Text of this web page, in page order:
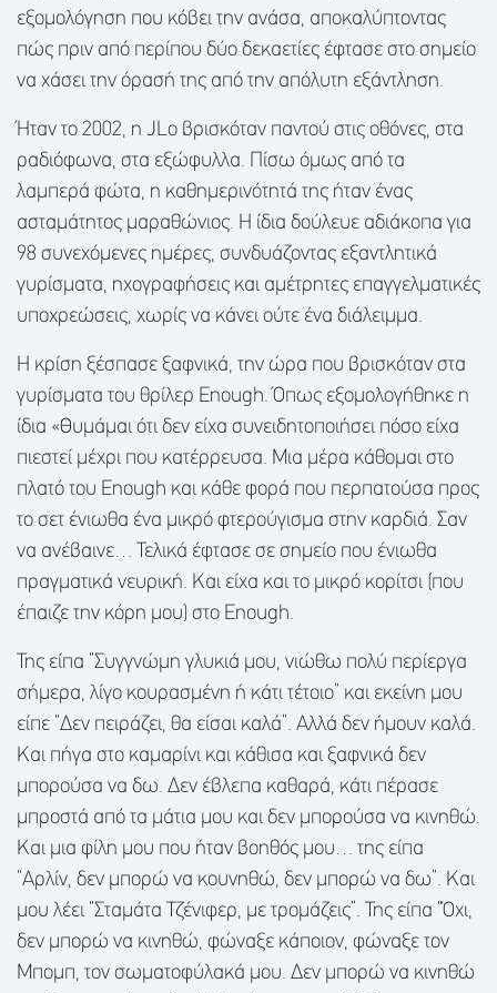
εξομολόγηση που κόβει την ανάσα, αποκαλύπτοντας
πώς πριν από περίπου δύο δεκαετίες έφτασε στο σημείο
να χάσει την όρασή της από την απόλυτη εξάντληση.
Ήταν το 2002, η JLo βρισκόταν παντού στις οθόνες, στα
ραδιόφωνα, στα εξώφυλλα. Πίσω όμως από τα
λαμπερά φώτα, η καθημερινότητά της ήταν ένας
ασταμάτητος μαραθώνιος. Η ίδια δούλευε αδιάκοπα για
98 συνεχόμενες ημέρες, συνδυάζοντας εξαντλητικά
γυρίσματα, ηχογραφήσεις και αμέτρητες επαγγελματικές
υποχρεώσεις, χωρίς να κάνει ούτε ένα διάλειμμα.
Η κρίση ξέσπασε ξαφνικά, την ώρα που βρισκόταν στα
γυρίσματα του θρίλερ Enough. Όπως εξομολογήθηκε η
ίδια «Θυμάμαι ότι δεν είχα συνειδητοποιήσει πόσο είχα
πιεστεί μέχρι που κατέρρευσα. Μια μέρα κάθομαι στο
πλατό του Enough και κάθε φορά που περπατούσα προς
το σετ ένιωθα ένα μικρό φτερούγισμα στην καρδιά. Σαν
να ανέβαινε… Τελικά έφτασε σε σημείο που ένιωθα
πραγματικά νευρική. Και είχα και το μικρό κορίτσι (που
έπαιζε την κόρη μου) στο Enough.
Της είπα “Συγγνώμη γλυκιά μου, νιώθω πολύ περίεργα
σήμερα, λίγο κουρασμένη ή κάτι τέτοιο” και εκείνη μου
είπε “Δεν πειράζει, θα είσαι καλά”. Αλλά δεν ήμουν καλά.
Και πήγα στο καμαρίνι και κάθισα και ξαφνικά δεν
μπορούσα να δω. Δεν έβλεπα καθαρά, κάτι πέρασε
μπροστά από τα μάτια μου και δεν μπορούσα να κινηθώ.
Και μια φίλη μου που ήταν βοηθός μου… της είπα
“Αρλίν, δεν μπορώ να κουνηθώ, δεν μπορώ να δω”. Και
μου λέει “Σταμάτα Τζένιφερ, με τρομάζεις”. Της είπα “Όχι,
δεν μπορώ να κινηθώ, φώναξε κάποιον, φώναξε τον
Μπομπ, τον σωματοφύλακά μου. Δεν μπορώ να κινηθώ